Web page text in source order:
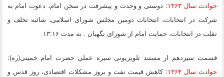
حوادث سال ۱۳۶۳:
دوستی و وحدت و پیشرفت در سخن امام، دعوت امام به
شرکت در انتخابات، انتخابات دومین مجلس شورای اسلامی، شائبه تخلف و
تقلب در انتخابات، حمایت امام از شورای نگهبان . به مدت ۱۳:۱۶
قسمت سیزدهم از مستند تلویزیونی سیره عملی حضرت امام خمینی(ره):
حوادث سال ۱۳۶۴:
کاهش قیمت نفت و بروز مشکلات اقتصادی، روز قدس و